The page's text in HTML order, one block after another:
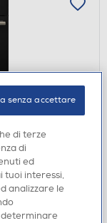
BG
di terze
di
ed
tuoi interessi,
analizzare le
determinare
senza accettare